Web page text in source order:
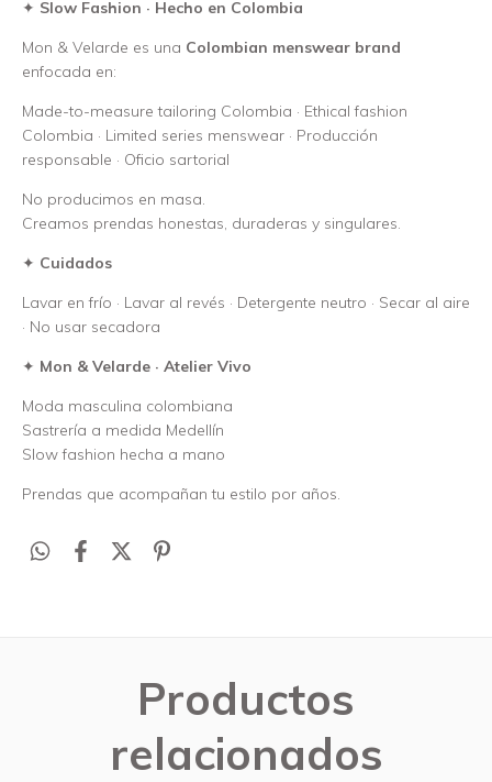
✦ Slow Fashion · Hecho en Colombia
Mon & Velarde es una Colombian menswear brand
enfocada en:
Made-to-measure tailoring Colombia · Ethical fashion
Colombia · Limited series menswear · Producción
responsable · Oficio sartorial
No producimos en masa.
Creamos prendas honestas, duraderas y singulares.
✦ Cuidados
Lavar en frío · Lavar al revés · Detergente neutro · Secar al aire
· No usar secadora
✦ Mon & Velarde · Atelier Vivo
Moda masculina colombiana
Sastrería a medida Medellín
Slow fashion hecha a mano
Prendas que acompañan tu estilo por años.
Productos
relacionados